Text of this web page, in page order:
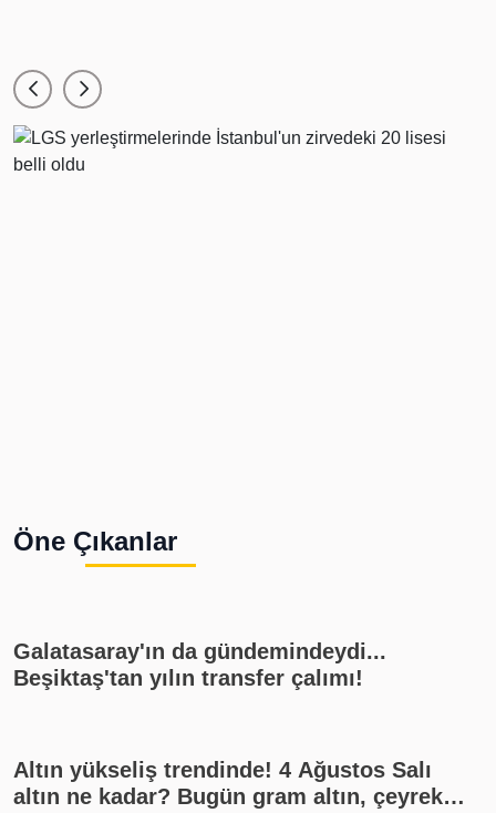
Öne Çıkanlar
Galatasaray'ın da gündemindeydi...
Beşiktaş'tan yılın transfer çalımı!
Altın yükseliş trendinde! 4 Ağustos Salı
altın ne kadar? Bugün gram altın, çeyrek